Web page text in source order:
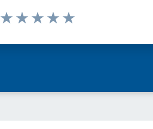
Valuta da 1 a 5 stelle la pagina